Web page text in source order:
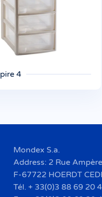
4
Mondex S.a.
Address: 2 Rue
F-67722 HOERDT
Tél. + 33(0)3 88 69 20